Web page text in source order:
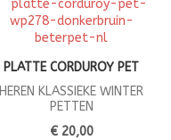
PLATTE CORDUROY PET
HEREN KLASSIEKE WINTER
PETTEN
€ 20,00